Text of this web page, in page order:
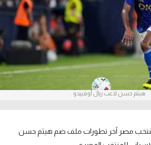
هيثم حسن لاعب ريال أوفييدو
مصر آخر تطورات ملف ضم هيثم حسن